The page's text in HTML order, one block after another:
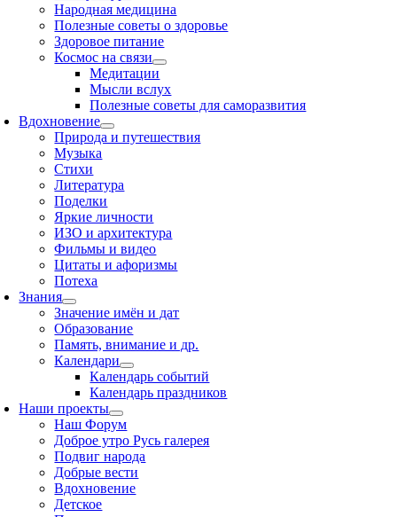
Народная медицина
Полезные советы о здоровье
Здоровое питание
Космос на связи
Медитации
Мысли вслух
Полезные советы для саморазвития
Вдохновение
Природа и путешествия
Музыка
Стихи
Литература
Поделки
Яркие личности
ИЗО и архитектура
Фильмы и видео
Цитаты и афоризмы
Потеха
Знания
Значение имён и дат
Образование
Память, внимание и др.
Календари
Календарь событий
Календарь праздников
Наши проекты
Наш Форум
Доброе утро Русь галерея
Подвиг народа
Добрые вести
Вдохновение
Детское